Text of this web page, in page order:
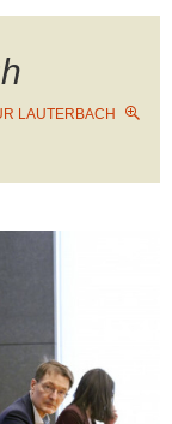
LAUTERBACH